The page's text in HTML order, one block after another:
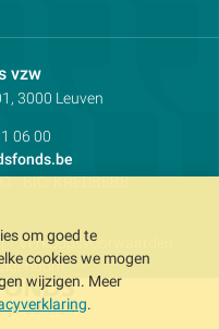
vzwContactpersoon:
3000 Leuven
06 00
- BIC:KREDBEBB
Verkoopsvoorwaarden
om goed te
cookies we mogen
wijzigen. Meer
.